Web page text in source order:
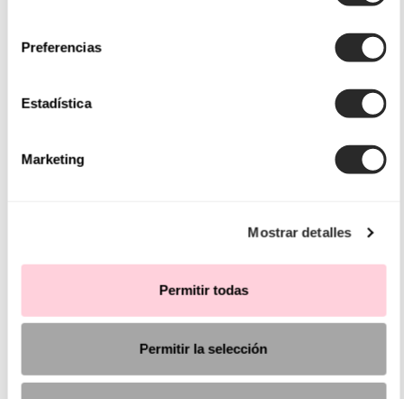
Preferencias
Estadística
Marketing
Mostrar detalles
Permitir todas
Permitir la selección